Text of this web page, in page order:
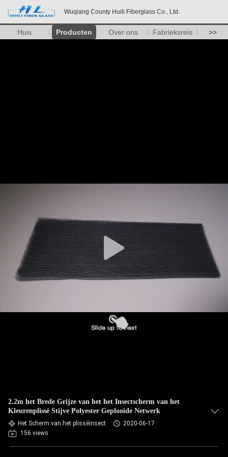
Wuqiang County Huili Fiberglass Co., Ltd.
Huis Producten Over ons Fabrieksreis >>
2.2m het Brede Grijze van het het Insectscherm van het
Kleurenplissé Stijve Polyester Geplooide Netwerk
Het Scherm van het plisséinsect
2020-06-17
156 views